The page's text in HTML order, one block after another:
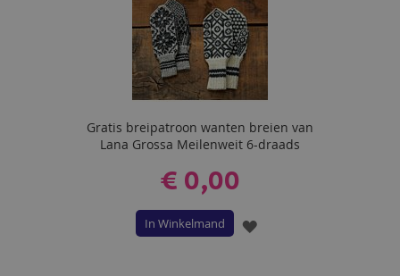
Gratis breipatroon wanten breien van
Lana Grossa Meilenweit 6-draads
€ 0,00
In Winkelmand
VOEG